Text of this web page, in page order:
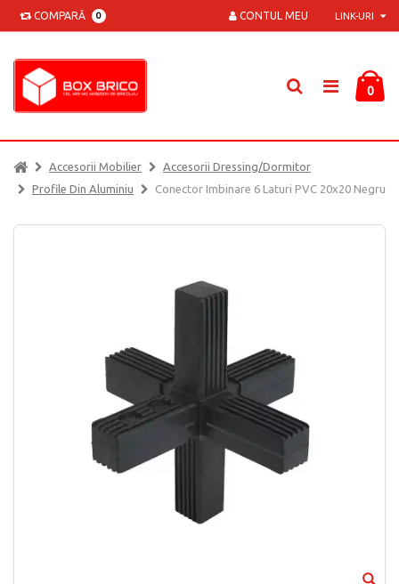
COMPARĂ 0 LINK-URI
CONTUL MEU
0
Accesorii Mobilier
Accesorii Dressing/dormitor
Profile Din Aluminiu
Conector Imbinare 6 Laturi PVC 20x20 Negru